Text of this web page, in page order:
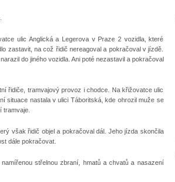
ulic Anglická a Legerova v Praze 2 vozidla, které
zastavit, na což řidič nereagoval a pokračoval v jízdě.
do jiného vozidla. Ani poté nezastavil a pokračoval
řidiče, tramvajový provoz i chodce. Na křižovatce ulic
situace nastala v ulici Táboritská, kde ohrozil muže se
tramvaje.
však řidič objel a pokračoval dál. Jeho jízda skončila
dále pokračovat.
střelnou zbraní, hmatů a chvatů a nasazení